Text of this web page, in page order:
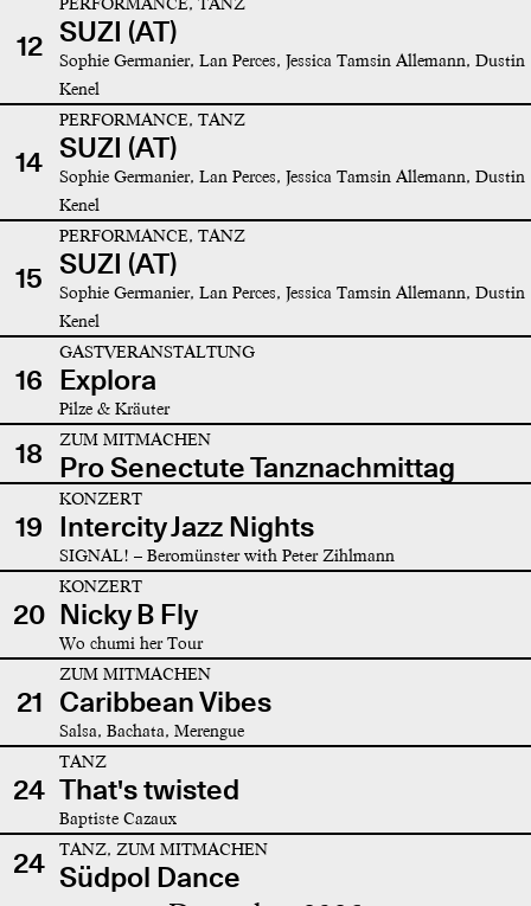
12 SUZI (AT)
Sophie Germanier, Lan Perces, Jessica Tamsin Allemann, Dustin
Kenel
14
PERFORMANCE, TANZ
SUZI (AT)
Sophie Germanier, Lan Perces, Jessica Tamsin Allemann, Dustin
Kenel
15
PERFORMANCE, TANZ
SUZI (AT)
Sophie Germanier, Lan Perces, Jessica Tamsin Allemann, Dustin
Kenel
16
GASTVERANSTALTUNG
Explora
Pilze & Kräuter
18 ZUM MITMACHEN
Pro Senectute Tanznachmittag
19
KONZERT
Intercity Jazz Nights
SIGNAL! – Beromünster with Peter Zihlmann
20
KONZERT
Nicky B Fly
Wo chumi her Tour
21
ZUM MITMACHEN
Caribbean Vibes
Salsa, Bachata, Merengue
24
TANZ
That's twisted
Baptiste Cazaux
24 TANZ, ZUM MITMACHEN
Südpol Dance